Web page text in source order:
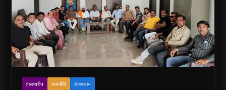
ताजातरीन राजनीति राजस्थान